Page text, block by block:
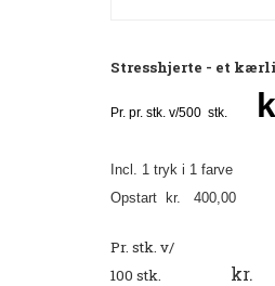
Stresshjerte - et
Pr. pr. stk. v/500 stk.
Incl. 1 tryk i 1 farve
Opstart kr. 400,00
Pr. stk. v/
100 stk.
kr.